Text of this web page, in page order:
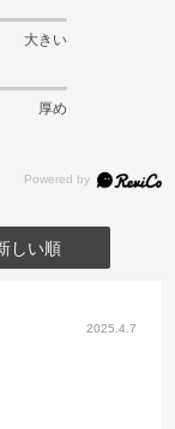
大きい
厚め
しい順
2025.4.7